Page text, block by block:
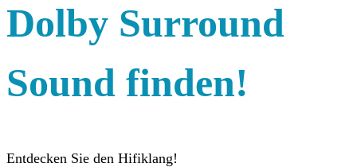
Dolby Surround
Sound finden!
Entdecken Sie den Hifiklang!